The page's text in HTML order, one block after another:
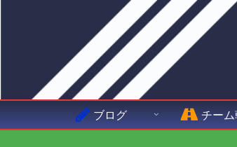
ブログ チー